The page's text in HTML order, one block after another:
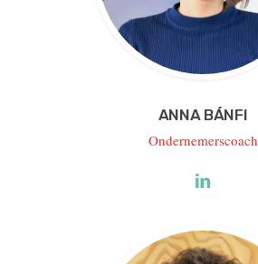
ANNA BÁNFI
Ondernemerscoach